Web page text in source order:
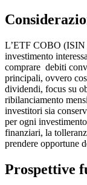
L’ETF COBO (ISIN
investimento
comprare debiti
principali, ovvero
dividendi, focus su
ribilanciamento
investitori sia
per ogni
finanziari, la
prendere opportune
Prospettive